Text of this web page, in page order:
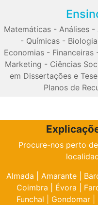
Matemáticas - Análises -
- Químicas-
Economias- Financeiras
Marketing - Ciências
em Dissertações e
Planos de
Procure-nos perto
Almada
Amarante
Coimbra
Évora
Funchal
Gondomar